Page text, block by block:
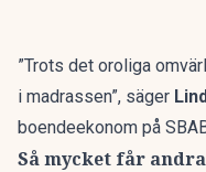
”Trots det oroliga
i madrassen”, säger
boendeekonom på
Så mycket får